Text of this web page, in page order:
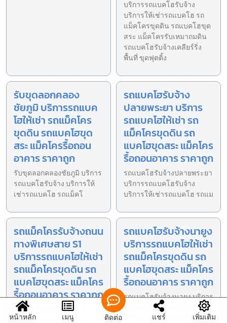
บริการรถแบคโฮรับจ้าง
บริการให้เช่ารถแบคโฮ รถ
แม็คโครขุดดิน รถแบคโฮขุด
สระ แม็คโครรับเหมาถมดิน
รถแบคโฮรับจ้างเคลียร์ริ่ง
พื้นที่ ขุดฟุตติ้ง
รับขุดลอกคลอง
ชัยภูมิ บริการรถแบค
โฮให้เช่า รถแม็คโคร
ขุดดิน รถแบคโฮขุด
สระ แม็คโครรื้อถอน
อาคาร ราคาถูก
รับขุดลอกคลองชัยภูมิ บริการ
รถแบคโฮรับจ้าง บริการให้
เช่ารถแบคโฮ รถแม็คโ
รถแบคโฮรับจ้าง
ปลายพระยา บริการ
รถแบคโฮให้เช่า รถ
แม็คโครขุดดิน รถ
แบคโฮขุดสระ แม็คโคร
รื้อถอนอาคาร ราคาถูก
รถแบคโฮรับจ้างปลายพระยา
บริการรถแบคโฮรับจ้าง
บริการให้เช่ารถแบคโฮ รถแม
รถแม็คโครรับจ้างถนน
ทางพิเศษสาย S1
บริการรถแบคโฮให้เช่า
รถแม็คโครขุดดิน รถ
แบคโฮขุดสระ แม็คโคร
รื้อถอนอาคาร ราคาถูก
รถแบคโฮรับจ้างภูหลวง
บริการรถแบคโฮรับจ้าง
รถแบคโฮรับจ้างนายูง
บริการรถแบคโฮให้เช่า
รถแม็คโครขุดดิน รถ
แบคโฮขุดสระ แม็คโคร
รื้อถอนอาคาร ราคาถูก
รถแบคโฮรับจ้างนายูง บริการ
รถแบคโฮรับจ้าง บริการให้
เช่ารถแบคโฮ รถแม็คโค
หน้าหลัก เมนู ติดต่อ แชร์ เพิ่มเติม